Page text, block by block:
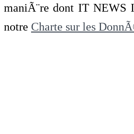
maniÃ¨re dont IT NEWS
notre Charte sur les